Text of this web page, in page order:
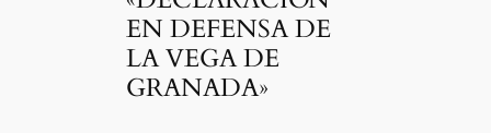
EN DEFENSA DE
LA VEGA DE
GRANADA»